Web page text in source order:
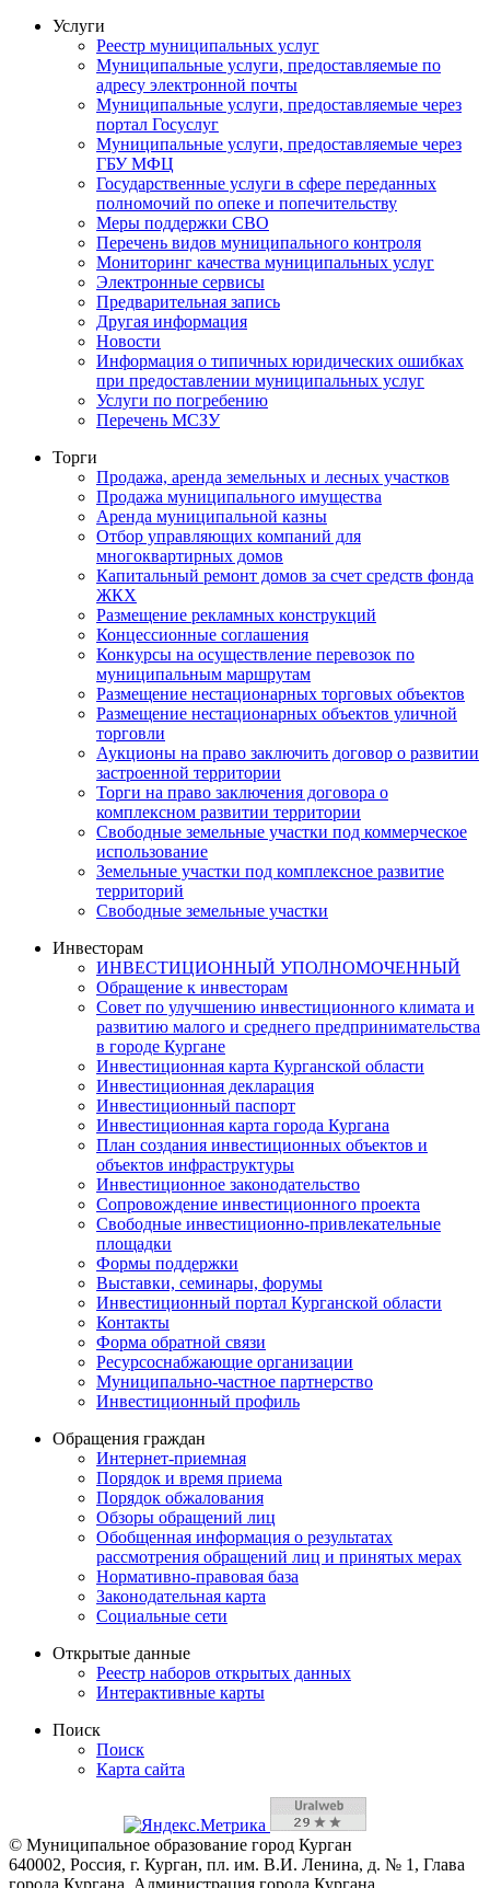
Услуги
Реестр муниципальных услуг
Муниципальные услуги, предоставляемые по
адресу электронной почты
Муниципальные услуги, предоставляемые через
портал Госуслуг
Муниципальные услуги, предоставляемые через
ГБУ МФЦ
Государственные услуги в сфере переданных
полномочий по опеке и попечительству
Меры поддержки СВО
Перечень видов муниципального контроля
Мониторинг качества муниципальных услуг
Электронные сервисы
Предварительная запись
Другая информация
Новости
Информация о типичных юридических ошибках
при предоставлении муниципальных услуг
Услуги по погребению
Перечень МСЗУ
Торги
Продажа, аренда земельных и лесных участков
Продажа муниципального имущества
Аренда муниципальной казны
Отбор управляющих компаний для
многоквартирных домов
Капитальный ремонт домов за счет средств фонда
ЖКХ
Размещение рекламных конструкций
Концессионные соглашения
Конкурсы на осуществление перевозок по
муниципальным маршрутам
Размещение нестационарных торговых объектов
Размещение нестационарных объектов уличной
торговли
Аукционы на право заключить договор о развитии
застроенной территории
Торги на право заключения договора о
комплексном развитии территории
Свободные земельные участки под коммерческое
использование
Земельные участки под комплексное развитие
территорий
Свободные земельные участки
Инвесторам
ИНВЕСТИЦИОННЫЙ УПОЛНОМОЧЕННЫЙ
Обращение к инвесторам
Совет по улучшению инвестиционного климата и
развитию малого и среднего предпринимательства
в городе Кургане
Инвестиционная карта Курганской области
Инвестиционная декларация
Инвестиционный паспорт
Инвестиционная карта города Кургана
План создания инвестиционных объектов и
объектов инфраструктуры
Инвестиционное законодательство
Сопровождение инвестиционного проекта
Свободные инвестиционно-привлекательные
площадки
Формы поддержки
Выставки, семинары, форумы
Инвестиционный портал Курганской области
Контакты
Форма обратной связи
Ресурсоснабжающие организации
Муниципально-частное партнерство
Инвестиционный профиль
Обращения граждан
Интернет-приемная
Порядок и время приема
Порядок обжалования
Обзоры обращений лиц
Обобщенная информация о результатах
рассмотрения обращений лиц и принятых мерах
Нормативно-правовая база
Законодательная карта
Социальные сети
Открытые данные
Реестр наборов открытых данных
Интерактивные карты
Поиск
Поиск
Карта сайта
© Муниципальное образование город Курган
640002, Россия, г. Курган, пл. им. В.И. Ленина, д. № 1, Глава